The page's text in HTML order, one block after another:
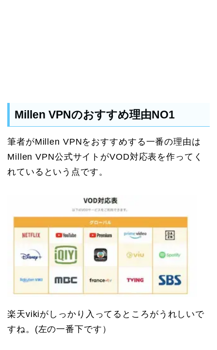
Millen VPNのおすすめ理由NO1
筆者がMillen VPNをおすすめする一番の理由は
Millen VPN公式サイトがVOD対応表を作ってく
れているという点です。
楽天vikiがしっかり入ってるところがうれしいで
すね。(左の一番下です）